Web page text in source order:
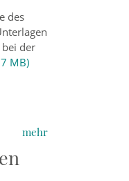
des
der
MB)
mehr